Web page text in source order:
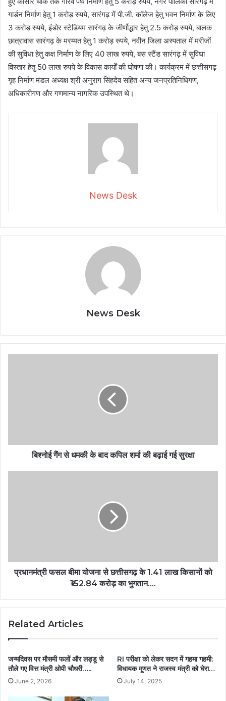
गार्डन निर्माण हेतु 1 करोड़ रुपये, सारंगढ़ में पी.जी. कॉलेज हेतु भवन निर्माण के लिए
3 करोड़ रुपये, इंडोर स्टेडियम सारंगढ़ के जीर्णोद्धार हेतु 2.5 करोड़ रुपये, बालक
छात्रावास सारंगढ़ के मरम्मत हेतु 1 करोड़ रुपये, नवीन जिला अस्पताल में मरीजों
की सुविधा हेतु कक्ष निर्माण के लिए 40 लाख रुपये, बस स्टैंड सारंगढ़ में सुविधा
विस्तार हेतु 50 लाख रुपये के विकास कार्यों की घोषणा की। कार्यक्रम में छत्तीसगढ़
गृह निर्माण मंडल अध्यक्ष श्री अनुराग सिंहदेव सहित अन्य जनप्रतिनिधिगण,
अधिकारीगण और गणमान्य नागरिक उपस्थित थे।
News Desk
News Desk
बिश्नोई गैंग से धमकी के बाद कपिल शर्मा की बढ़ाई गई सुरक्षा
प्रधानमंत्री फसल बीमा योजना से छत्तीसगढ़ के 1.41 लाख किसानों को
₹152.84 करोड़ का भुगतान….
Related Articles
जन्मदिवस पर मौसमी फलों और लड्डू से
तौले गए वित्त मंत्री ओपी चौधरी…..
June 2, 2026
RI परीक्षा को लेकर सदन में गहमा गहमी:
विधायक मूणत ने राजस्व मंत्री को घेरा…
July 14, 2025